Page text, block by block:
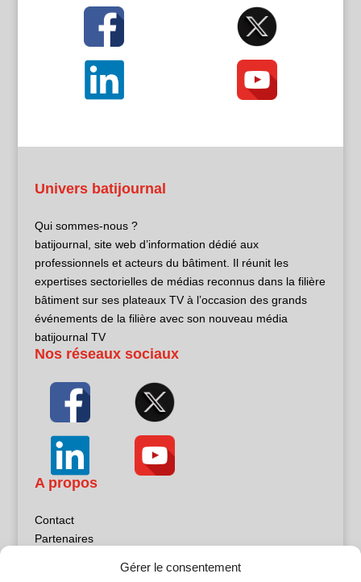
Gérer le consentement
Univers batijournal
Qui sommes-nous ?
batijournal, site web d’information dédié aux
professionnels et acteurs du bâtiment. Il réunit les
expertises sectorielles de médias reconnus dans la filière
bâtiment sur ses plateaux TV à l’occasion des grands
événements de la filière avec son nouveau média
batijournal TV
Nos réseaux sociaux
A propos
Contact
Partenaires